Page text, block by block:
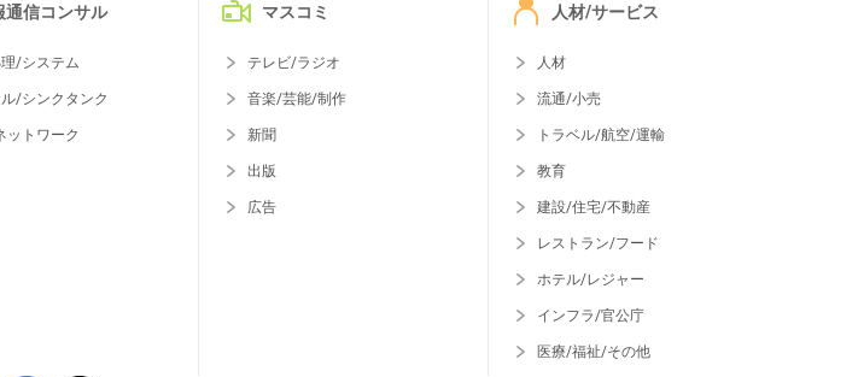
通信コンサル
/システム
/シンクタンク
ットワーク
マスコミ
テレビ/ラジオ
音楽/芸能/制作
新聞
出版
広告
人材/サービス
人材
流通/小売
トラベル/航空/運輸
教育
建設/住宅/不動産
レストラン/フード
ホテル/レジャー
インフラ/官公庁
医療/福祉/その他